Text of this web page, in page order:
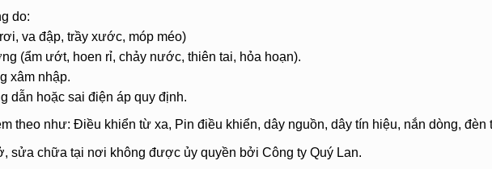
do:
va đập, trầy xước, móp méo)
(ẩm ướt, hoen rỉ, chảy nước, thiên tai, hỏa hoạn).
xâm nhập.
dẫn hoặc sai điện áp quy định.
theo như: Điều khiển từ xa, Pin điều khiển, dây nguồn, dây tín hiệu, nắn dòng,
sửa chữa tại nơi không được ủy quyền bởi Công ty Quý Lan.